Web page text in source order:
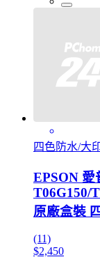
四色防水/大
EPSON 愛
T06G150/
原廠盒裝
(11)
$2,450